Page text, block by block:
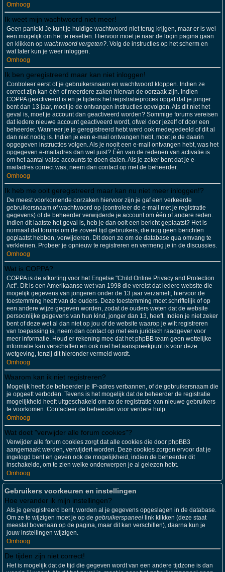
Omhoog
Ik weet mijn wachtwoord niet meer!
Geen paniek! Je kunt je huidige wachtwoord niet terug krijgen, maar er is wel
een mogelijk om het te resetten. Hiervoor moet je naar de login pagina gaan
en klikken op wachtwoord vergeten?. Volg de instructies op het scherm en
wat later kun je weer inloggen.
Omhoog
Ik ben geregistreerd maar kan niet inloggen!
Controleer eerst of je gebruikersnaam en wachtwoord kloppen. Indien ze
correct zijn kan één of meerdere zaken hiervan de oorzaak zijn. Indien
COPPA geactiveerd is en je tijdens het registratieproces opgaf dat je jonger
bent dan 13 jaar, moet je de ontvangen instructies opvolgen. Als dit niet het
geval is, moet je account dan geactiveerd worden? Sommige forums vereisen
dat iedere nieuwe account geactiveerd wordt, ofwel door jezelf of door een
beheerder. Wanneer je je geregistreerd hebt werd ook medegedeeld of dit al
dan niet nodig is. Indien je een e-mail ontvangen hebt, moet je de daarin
opgegeven instructies volgen. Als je nooit een e-mail ontvangen hebt, was het
opgegeven e-mailadres dan wel juist? Één van de redenen van activatie is
om het aantal valse accounts te doen dalen. Als je zeker bent dat je e-
mailadres correct was, neem dan contact op met de beheerder.
Omhoog
Ik heb me ooit geregistreerd maar kan nu niet meer inloggen!?
De meest voorkomende oorzaken hiervoor zijn je gaf een verkeerde
gebruikersnaam of wachtwoord op (controleer de e-mail met je registratie
gegevens) of de beheerder verwijderde je account om één of andere reden.
Indien dit laatste het geval is, heb je dan ooit een bericht geplaatst? Het is
normaal dat forums om de zoveel tijd gebruikers, die nog geen berichten
geplaatst hebben, verwijderen. Dit doen ze om de database qua omvang te
verkleinen. Probeer je opnieuw te registreren en vermeng je in de discussies.
Omhoog
Wat is COPPA?
COPPA is de afkorting voor het Engelse "Child Online Privacy and Protection
Act". Dit is een Amerikaanse wet van 1998 die vereist dat iedere website die
mogelijk gegevens van jongeren onder de 13 jaar verzamelt, hiervoor de
toestemming heeft van de ouders. Deze toestemming moet schriftelijk of op
een andere wijze gegeven worden, zodat de ouders weten dat de website
persoonlijke gegevens van hun kind, jonger dan 13, heeft. Indien je niet zeker
bent of deze wet al dan niet op jou of de website waarop je wilt registreren
van toepassing is, neem dan contact op met een juridisch raadgever voor
meer informatie. Houd er rekening mee dat het phpBB team geen wettelijke
informatie kan verschaffen en ook niet het aanspreekpunt is voor deze
wetgeving, tenzij dit hieronder vermeld wordt.
Omhoog
Waarom kan ik niet registreren?
Mogelijk heeft de beheerder je IP-adres verbannen, of de gebruikersnaam die
je opgeeft verboden. Tevens is het mogelijk dat de beheerder de registratie
mogelijkheid heeft uitgeschakeld om zo de registratie van nieuwe gebruikers
te voorkomen. Contacteer de beheerder voor verdere hulp.
Omhoog
Wat doet "verwijder alle forum cookies"?
Verwijder alle forum cookies zorgt dat alle cookies die door phpBB3
aangemaakt werden, verwijdert worden. Deze cookies zorgen ervoor dat je
ingelogd bent en geven ook de mogelijkheid, indien de beheerder dit
inschakelde, om te zien welke onderwerpen je al gelezen hebt.
Omhoog
Gebruikers voorkeuren en instellingen
Hoe verander ik mijn instellingen?
Als je geregistreerd bent, worden al je gegevens opgeslagen in de database.
Om ze te wijzigen moet je op de gebruikerspaneel link klikken (deze staat
meestal bovenaan op de pagina, maar dit kan verschillen), daarna kun je
jouw instellingen wijzigen.
Omhoog
De tijden zijn niet correct!
Het is mogelijk dat de tijd die gegeven wordt van een andere tijdzone is dan